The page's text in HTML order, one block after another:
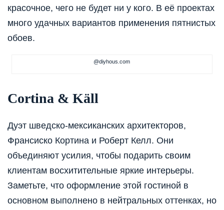
красочное, чего не будет ни у кого. В её проектах
много удачных вариантов применения пятнистых
обоев.
@diyhous.com
Cortina & Käll
Дуэт шведско-мексиканских архитекторов,
Франсиско Кортина и Роберт Келл. Они
объединяют усилия, чтобы подарить своим
клиентам восхитительные яркие интерьеры.
Заметьте, что оформление этой гостиной в
основном выполнено в нейтральных оттенках, но